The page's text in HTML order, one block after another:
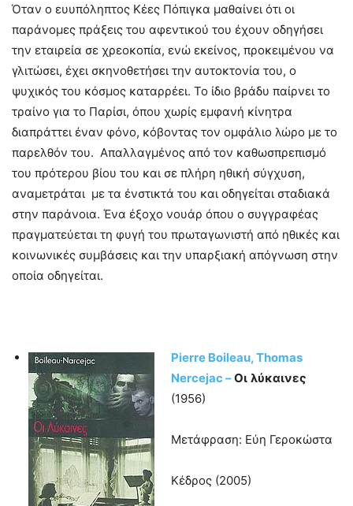
Όταν ο ευυπόληπτος Κέες Πόπιγκα μαθαίνει ότι οι
παράνομες πράξεις του αφεντικού του έχουν οδηγήσει
την εταιρεία σε χρεοκοπία, ενώ εκείνος, προκειμένου να
γλιτώσει, έχει σκηνοθετήσει την αυτοκτονία του, ο
ψυχικός του κόσμος καταρρέει. Το ίδιο βράδυ παίρνει το
τραίνο για το Παρίσι, όπου χωρίς εμφανή κίνητρα
διαπράττει έναν φόνο, κόβοντας τον ομφάλιο λώρο με το
παρελθόν του. Απαλλαγμένος από τον καθωσπρεπισμό
του πρότερου βίου του και σε πλήρη ηθική σύγχυση,
αναμετράται με τα ένστικτά του και οδηγείται σταδιακά
στην παράνοια. Ένα έξοχο νουάρ όπου ο συγγραφέας
πραγματεύεται τη φυγή του πρωταγωνιστή από ηθικές και
κοινωνικές συμβάσεις και την υπαρξιακή απόγνωση στην
οποία οδηγείται.
Pierre Boileau, Thomas
Nercejac –Οι λύκαινες
(1956)
Μετάφραση: Εύη Γεροκώστα
Κέδρος (2005)